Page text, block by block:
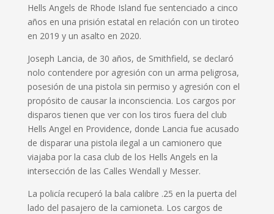
Hells Angels de Rhode Island fue sentenciado a cinco
años en una prisión estatal en relación con un tiroteo
en 2019 y un asalto en 2020.
Joseph Lancia, de 30 años, de Smithfield, se declaró
nolo contendere por agresión con un arma peligrosa,
posesión de una pistola sin permiso y agresión con el
propósito de causar la inconsciencia. Los cargos por
disparos tienen que ver con los tiros fuera del club
Hells Angel en Providence, donde Lancia fue acusado
de disparar una pistola ilegal a un camionero que
viajaba por la casa club de los Hells Angels en la
intersección de las Calles Wendall y Messer.
La policía recuperó la bala calibre .25 en la puerta del
lado del pasajero de la camioneta. Los cargos de